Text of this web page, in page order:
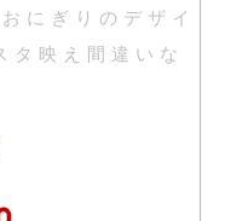
にぎりのデザイ
タ映え間違いな